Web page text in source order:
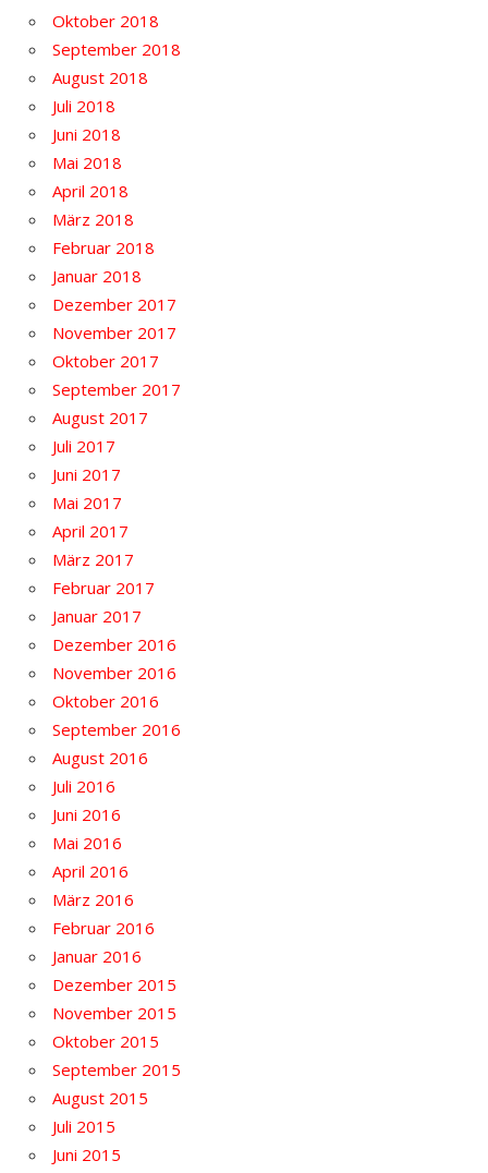
Oktober 2018
September 2018
August 2018
Juli 2018
Juni 2018
Mai 2018
April 2018
März 2018
Februar 2018
Januar 2018
Dezember 2017
November 2017
Oktober 2017
September 2017
August 2017
Juli 2017
Juni 2017
Mai 2017
April 2017
März 2017
Februar 2017
Januar 2017
Dezember 2016
November 2016
Oktober 2016
September 2016
August 2016
Juli 2016
Juni 2016
Mai 2016
April 2016
März 2016
Februar 2016
Januar 2016
Dezember 2015
November 2015
Oktober 2015
September 2015
August 2015
Juli 2015
Juni 2015